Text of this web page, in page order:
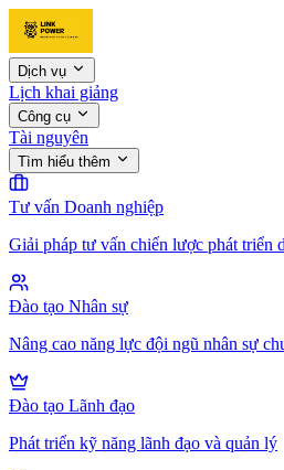
Dịch vụ
Lịch khai giảng
Công cụ
Tài nguyên
Tìm hiểu thêm
Tư vấn Doanh nghiệp
Giải pháp tư vấn chiến lược phát triển
Đào tạo Nhân sự
Nâng cao năng lực đội ngũ nhân sự
Đào tạo Lãnh đạo
Phát triển kỹ năng lãnh đạo và quản lý